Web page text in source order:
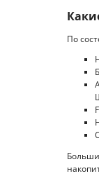
По